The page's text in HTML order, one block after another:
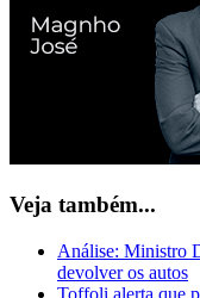
Veja também...
Análise: Ministro
devolver os autos
Toffoli alerta que